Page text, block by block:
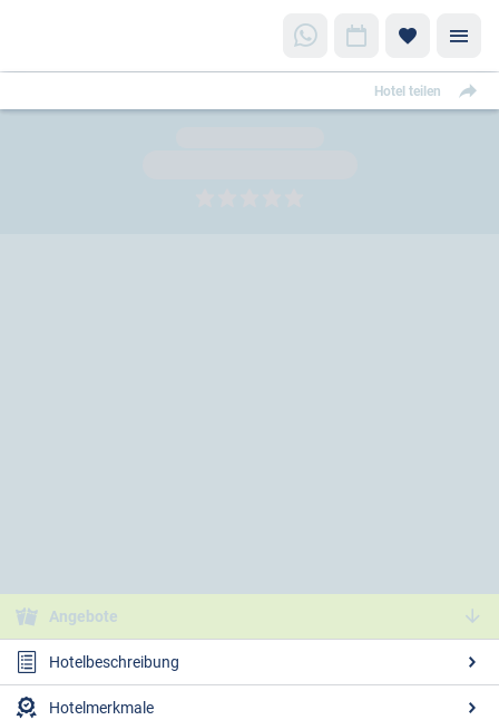
Hotel teilen
Angebote
Hotelbeschreibung
Hotelmerkmale